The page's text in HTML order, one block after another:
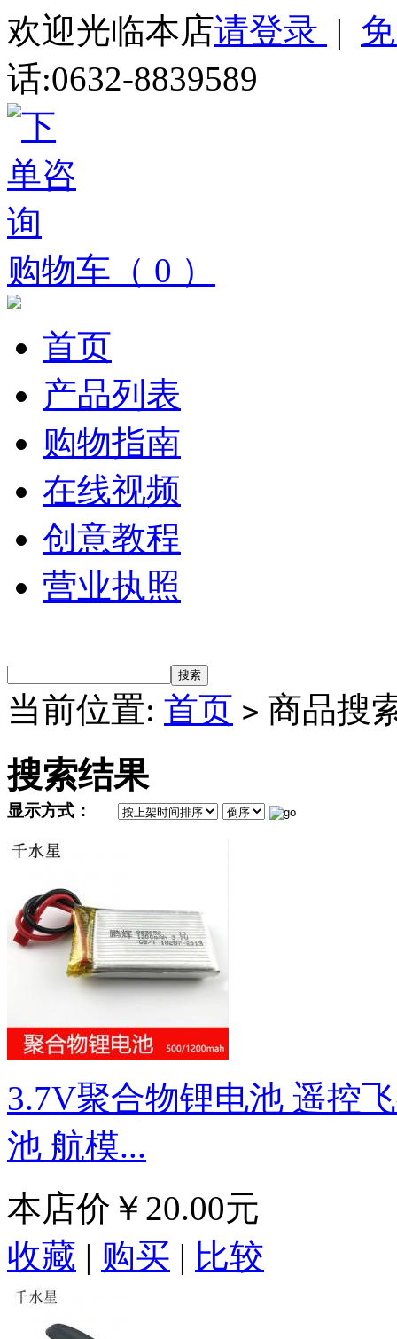
欢迎光临本店请登录 |
话:0632-8839589
购物车（ 0 ）
首页
产品列表
购物指南
在线视频
创意教程
营业执照
当前位置: 首页 > 商品搜
搜索结果
显示方式：
3.7V聚合物锂电池 遥控
池 航模...
本店价 ￥20.00元
收藏 | 购买 | 比较